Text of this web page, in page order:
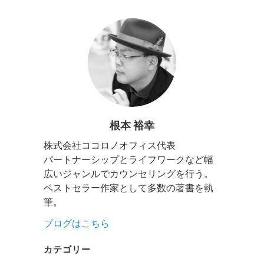
根本 裕幸
株式会社ココロノオフィス代表
パートナーシップとライフワークなど幅
広いジャンルでカウンセリングを行う。
ベストセラー作家として多数の著書を執
筆。
ブログはこちら
カテゴリー